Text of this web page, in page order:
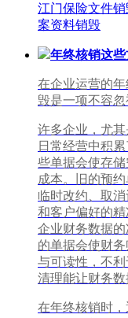
江门保险文件
案资料销毁
年终核销这
在企业运营的
毁是一项不容
许多企业，尤
日常经营中积
些单据会使存
成本。旧的预
临时改约、取
和客户偏好的
企业财务数据
的单据会使财
与可读性，不
清理能让财务数
在年终核销时